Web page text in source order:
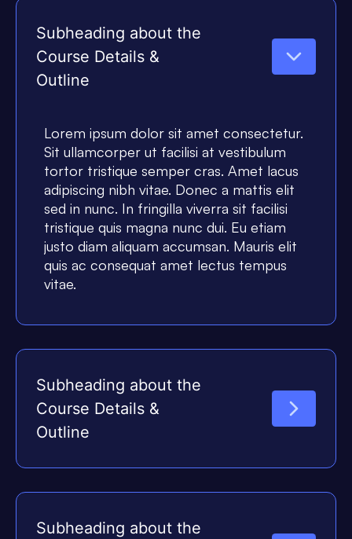
Subheading about the
Course Details &
Outline
Lorem ipsum dolor sit amet consectetur.
Sit ullamcorper ut facilisi at vestibulum
tortor tristique semper cras. Amet lacus
adipiscing nibh vitae. Donec a mattis elit
sed in nunc. In fringilla viverra sit facilisi
tristique quis magna nunc dui. Eu etiam
justo diam aliquam accumsan. Mauris elit
quis ac consequat amet lectus tempus
vitae.
Subheading about the
Course Details &
Outline
Subheading about the